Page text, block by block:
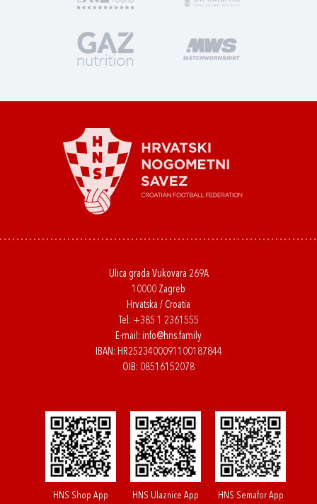
Ulica grada Vukovara 269A
10000 Zagreb
Hrvatska / Croatia
Tel: +385 1 2361555
E-mail: info@hns.family
IBAN: HR2523400091100187844
OIB: 08516152078
HNS Shop App HNS Ulaznice App HNS Semafor App